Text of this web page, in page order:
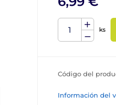
ks
Código del
Información del